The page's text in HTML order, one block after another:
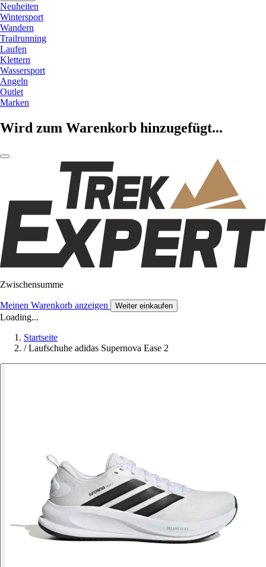
Neuheiten
Wintersport
Wandern
Trailrunning
Laufen
Klettern
Wassersport
Angeln
Outlet
Marken
Wird zum Warenkorb hinzugefügt...
Zwischensumme
Meinen Warenkorb anzeigen Weiter einkaufen
Loading...
Startseite
/ Laufschuhe adidas Supernova Ease 2